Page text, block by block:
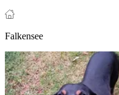
Falkensee